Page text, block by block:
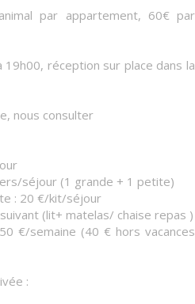
par appartement, 60€ par
réception sur place dans la
nous consulter
séjour (1 grande + 1 petite)
: 20 €/kit/séjour
(lit+ matelas/ chaise repas )
€/semaine (40 € hors vacances
: